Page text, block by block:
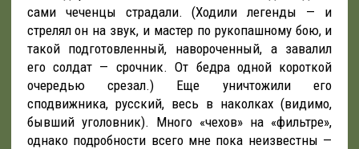
сами чеченцы страдали. (Ходили легенды — и
стрелял он на звук, и мастер по рукопашному бою, и
такой подготовленный, навороченный, а завалил
его солдат — срочник. От бедра одной короткой
очередью срезал.) Еще уничтожили его
сподвижника, русский, весь в наколках (видимо,
бывший уголовник). Много «чехов» на «фильтре»,
однако подробности всего мне пока неизвестны —